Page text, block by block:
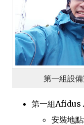
第一組設
第一組
安裝地